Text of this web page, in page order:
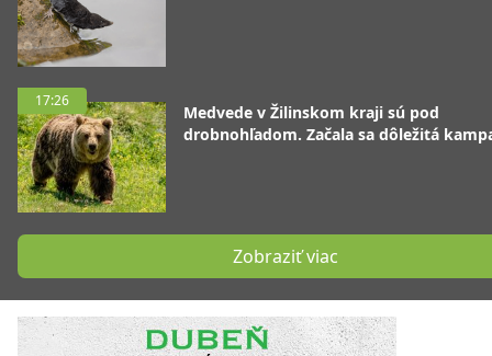
17:26
Medvede v Žilinskom kraji sú pod
drobnohľadom. Začala sa dôležitá
Zobraziť viac